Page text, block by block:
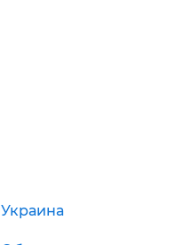
Украина